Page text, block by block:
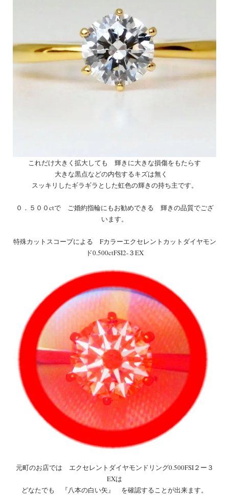
これだけ大きく拡大しても 輝きに大きな損傷をもたらす
大きな黒点などの内包するキズは無く
スッキリしたギラギラとした虹色の輝きの持ち主です。
０．５００ctで ご婚約指輪にもお勧めできる 輝きの品質でござ
います。
特殊カットスコープによる Fカラーエクセレントカットダイヤモン
ド0.500ctFSI2-３EX
元町のお店では エクセレントダイヤモンドリング0.500FSI２ー３
EXは
どなたでも 『八本の白い矢』 を確認することが出来ます。